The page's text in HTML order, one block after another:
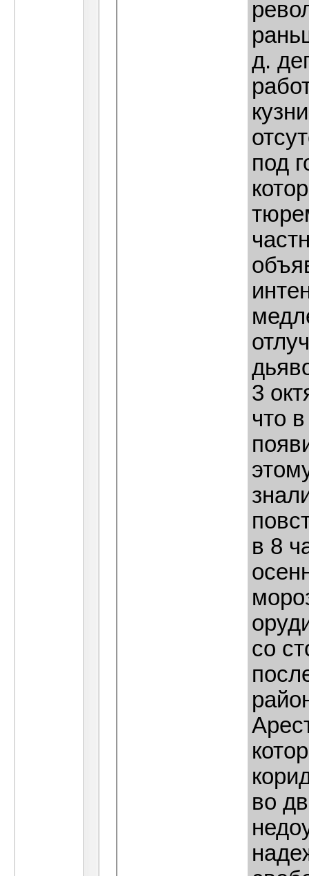
д.
под
3
что
в 8
со
во